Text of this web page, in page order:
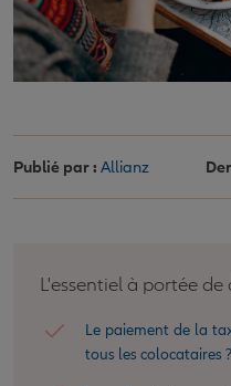
Publié par : Allianz
L'essentiel à portée de
Le paiement de la
tous les colocataires ?